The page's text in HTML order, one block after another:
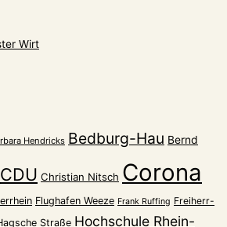
Wirt
Hendricks Bedburg-Hau Bernd
CDU Christian Nitsch Corona
Flughafen Weeze Frank Ruffing Freiherr-
Straße Hochschule Rhein-